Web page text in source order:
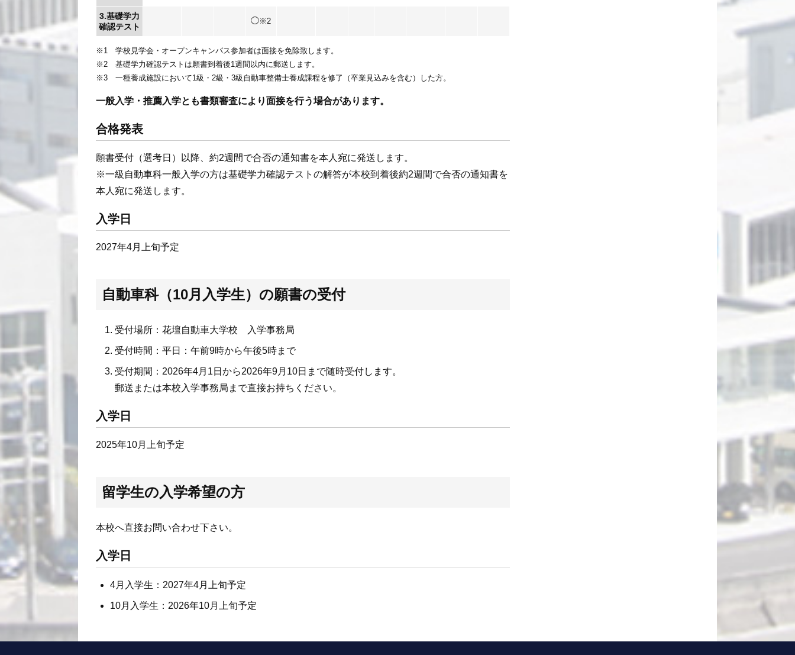
3.基礎学力
確認テスト
◯※2
※1 学校見学会・オープンキャンパス参加者は面接を免除致します。
※2 基礎学力確認テストは願書到着後1週間以内に郵送します。
※3 一種養成施設において1級・2級・3級自動車整備士養成課程を修了（卒業見込みを含む）した方。
一般入学・推薦入学とも書類審査により面接を行う場合があります。
合格発表
願書受付（選考日）以降、約2週間で合否の通知書を本人宛に発送します。
※一級自動車科一般入学の方は基礎学力確認テストの解答が本校到着後約2週間で合否の通知書を
本人宛に発送します。
入学日
2027年4月上旬予定
自動車科（10月入学生）の願書の受付
受付場所：花壇自動車大学校 入学事務局
受付時間：平日：午前9時から午後5時まで
受付期間：2026年4月1日から2026年9月10日まで随時受付します。
郵送または本校入学事務局まで直接お持ちください。
入学日
2025年10月上旬予定
留学生の入学希望の方
本校へ直接お問い合わせ下さい。
入学日
4月入学生：2027年4月上旬予定
10月入学生：2026年10月上旬予定